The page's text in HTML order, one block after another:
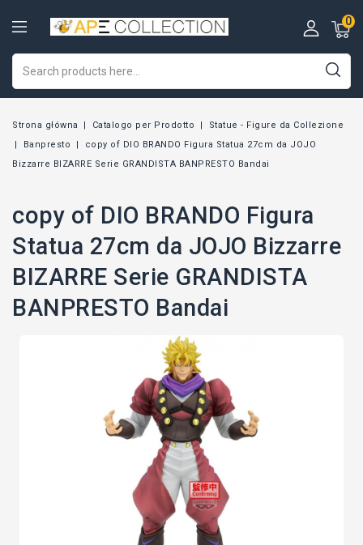
0
Strona główna Catalogo per Prodotto
Statue - Figure da Collezione
Banpresto
copy of DIO BRANDO Figura Statua 27cm da JOJO
Bizzarre BIZARRE Serie GRANDISTA BANPRESTO Bandai
copy of DIO BRANDO Figura
Statua 27cm da JOJO Bizzarre
BIZARRE Serie GRANDISTA
BANPRESTO Bandai